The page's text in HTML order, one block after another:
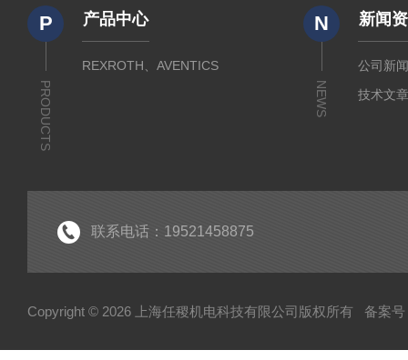
P
PRODUCTS
产品中心
REXROTH、AVENTICS
N
NEWS
新闻
公司新
技术文
联系电话：19521458875
Copyright © 2026 上海任稷机电科技有限公司版权所有 备案号